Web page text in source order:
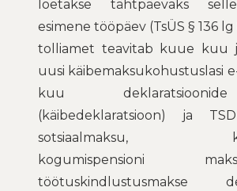
loetakse tähtpäevaks
esimene tööpäev (TsÜS § 136
tolliamet teavitab kuue kuu
uusi käibemaksukohustuslasi
kuu
(käibedeklaratsioon) ja
sotsiaalmaksu,
kogumispensioni
töötuskindlustusmakse